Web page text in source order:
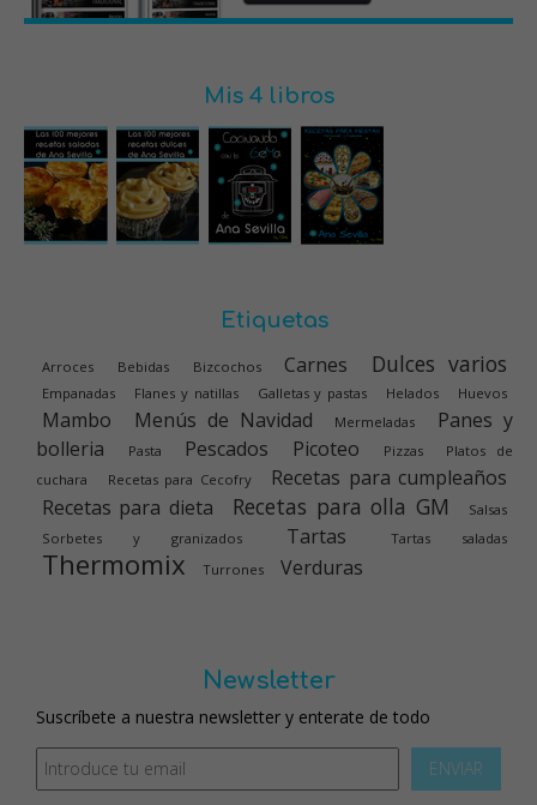
Mis 4 libros
Etiquetas
Arroces Bebidas Bizcochos Carnes Dulces varios
Empanadas Flanes y natillas Galletas y pastas Helados Huevos
Mambo Menús de Navidad Mermeladas
Panes y
bolleria
Pasta Pescados Picoteo Pizzas
Platos de
cuchara
Recetas para Cecofry
Recetas para cumpleaños
Recetas para dieta
Recetas para olla GM
Salsas
Sorbetes y granizados
Tartas Tartas saladas
Thermomix Turrones Verduras
Newsletter
Suscríbete a nuestra newsletter y enterate de todo
ENVIAR